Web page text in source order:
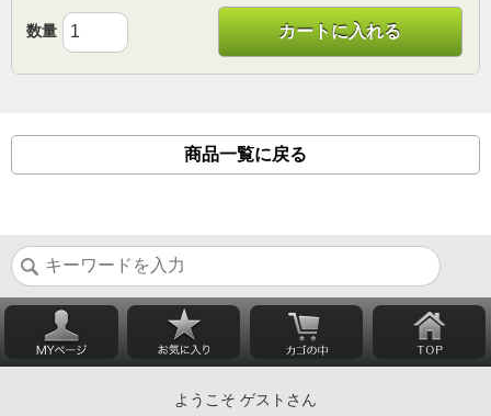
数量 カートに入れる
商品一覧に戻る
ようこそ ゲストさん